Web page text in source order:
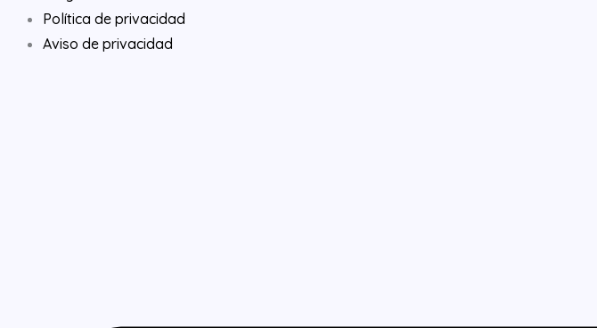
o
k
i
n
r
a
m
Política de privacidad
Aviso de privacidad